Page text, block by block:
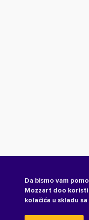
Da bismo vam
Mozzart doo
kolačića u skladu